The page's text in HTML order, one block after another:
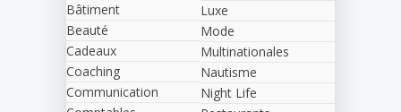
Bâtiment
Beauté
Cadeaux
Coaching
Communication
Luxe
Mode
Multinationales
Nautisme
Night Life